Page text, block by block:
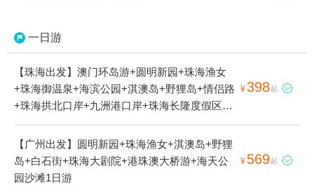
一日游
【珠海出发】澳门环岛游+圆明新园+珠海渔女
+珠海御温泉+海滨公园+淇澳岛+野狸岛+情侣路
+珠海拱北口岸+九洲港口岸+珠海长隆度假区
+珠海长隆海洋王国+珠海夜幕汽车影院+珠海大
剧院+珠海本地玩乐+港珠澳大桥游+海上看珠海
+湾仔旅游码头+九洲船说·相约大海+唐家古镇
+珠海观光巴士+唐家湾沙滩+港珠澳大桥珠海公
¥398起 
【广州出发】圆明新园+珠海渔女+淇澳岛+野狸
岛+白石街+珠海大剧院+港珠澳大桥游+海天公
园沙滩1日游
¥ 569起 